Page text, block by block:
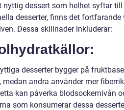
nyttig dessert som helhet syftar
desserter, finns det
Dessa skillnader inkluderar:
desserter bygger på
medan andra använder mer
kan påverka blodsockernivån
som konsumerar dessa